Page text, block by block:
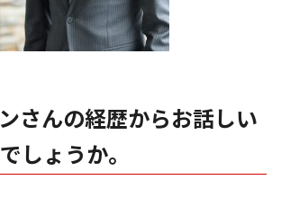
さんの経歴からお話しい
しょうか。